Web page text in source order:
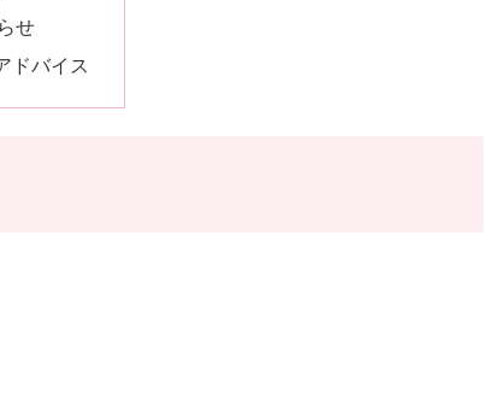
せ
ドバイス